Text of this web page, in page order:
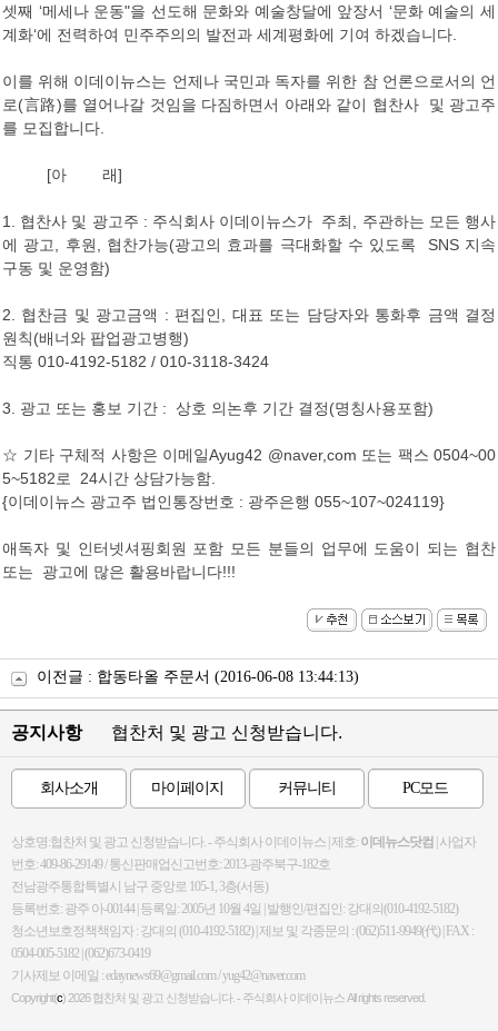
셋째 ‘메세나 운동"을 선도해 문화와 예술창달에 앞장서 ‘문화 예술의 세
계화‘에 전력하여 민주주의의 발전과 세계평화에 기여 하겠습니다.
이를 위해 이데이뉴스는 언제나 국민과 독자를 위한 참 언론으로서의 언
로(言路)를 열어나갈 것임을 다짐하면서 아래와 같이 협찬사 및 광고주
를 모집합니다.
[아 래]
1. 협찬사 및 광고주 : 주식회사 이데이뉴스가 주최, 주관하는 모든 행사
에 광고, 후원, 협찬가능(광고의 효과를 극대화할 수 있도록 SNS 지속
구동 및 운영함)
2. 협찬금 및 광고금액 : 편집인, 대표 또는 담당자와 통화후 금액 결정
원칙(배너와 팝업광고병행)
직통 010-4192-5182 / 010-3118-3424
3. 광고 또는 홍보 기간 : 상호 의논후 기간 결정(명칭사용포함)
☆ 기타 구체적 사항은 이메일Ayug42 @naver,com 또는 팩스 0504~00
5~5182로 24시간 상담가능함.
{이데이뉴스 광고주 법인통장번호 : 광주은행 055~107~024119}
애독자 및 인터넷셔핑회원 포함 모든 분들의 업무에 도움이 되는 협찬
또는 광고에 많은 활용바랍니다!!!
이전글 : 합동타올 주문서 (2016-06-08 13:44:13)
공지사항 협찬처 및 광고 신청받습니다.
회사소개 마이페이지 커뮤니티 PC모드
상호명:협찬처 및 광고 신청받습니다. - 주식회사 이데이뉴스 | 제호: 이데뉴스닷컴 | 사업자
번호: 409-86-29149 / 통신판매업신고번호: 2013-광주북구-182호
전남광주통합특별시 남구 중앙로 105-1, 3층(서동)
등록번호: 광주 아-00144 | 등록일: 2005년 10월 4일 | 발행인/편집인: 강대의(010-4192-5182)
청소년보호정책책임자 : 강대의 (010-4192-5182) | 제보 및 각종문의 : (062)511-9949(代) | FAX :
0504-005-5182 | (062)673-0419
기사제보 이메일 : edaynews69@gmail.com / yug42@naver.com
Copyright(c) 2026협찬처 및 광고 신청받습니다. - 주식회사 이데이뉴스All rights reserved.